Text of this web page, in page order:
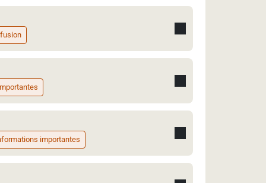
importantes